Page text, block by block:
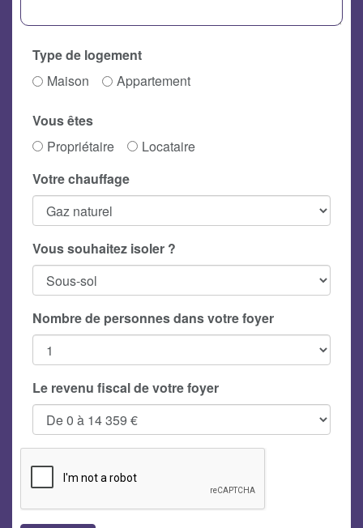
Type de logement
Maison
Appartement
Vous êtes
Propriétaire
Locataire
Votre chauffage
Vous souhaitez isoler ?
Nombre de personnes dans votre foyer
Le revenu fiscal de votre foyer